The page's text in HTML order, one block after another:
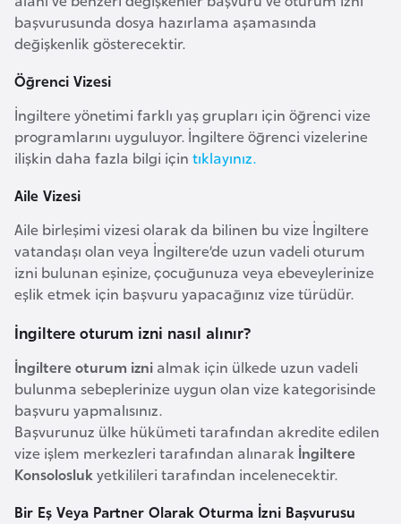
başvurusunda dosya hazırlama aşamasında
değişkenlik gösterecektir.
Öğrenci Vizesi
İngiltere yönetimi farklı yaş grupları için öğrenci vize
programlarını uyguluyor. İngiltere öğrenci vizelerine
ilişkin daha fazla bilgi için tıklayınız.
Aile Vizesi
Aile birleşimi vizesi olarak da bilinen bu vize İngiltere
vatandaşı olan veya İngiltere’de uzun vadeli oturum
izni bulunan eşinize, çocuğunuza veya ebeveylerinize
eşlik etmek için başvuru yapacağınız vize türüdür.
İngiltere oturum izni nasıl alınır?
İngiltere oturum izni almak için ülkede uzun vadeli
bulunma sebeplerinize uygun olan vize kategorisinde
başvuru yapmalısınız.
Başvurunuz ülke hükümeti tarafından akredite edilen
vize işlem merkezleri tarafından alınarak İngiltere
Konsoloslukyetkilileri tarafından incelenecektir.
Bir Eş Veya Partner Olarak Oturma İzni Başvurusu
e
y
B
a
n
l
a
d
e
ş
e
l
a
r
u